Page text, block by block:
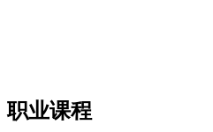
职业课程